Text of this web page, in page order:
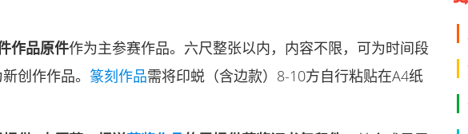
作品原件作为主参赛作品。六尺整张以内，内容不限，可为时间段
创作作品。 篆刻作品需将印蜕（含边款）8-10方自行粘贴在A4纸